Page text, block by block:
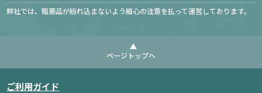
弊社では、粗悪品が紛れ込まないよう細心の注意を払って運営しております。
ページトップへ
ご利用ガイド